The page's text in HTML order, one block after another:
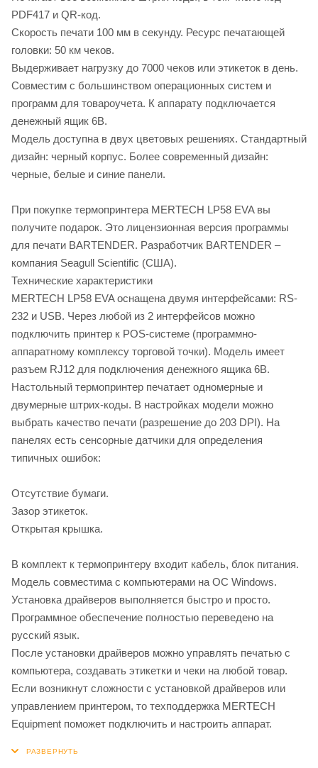
PDF417 и QR-код.
Скорость печати 100 мм в секунду. Ресурс печатающей
головки: 50 км чеков.
Выдерживает нагрузку до 7000 чеков или этикеток в день.
Совместим с большинством операционных систем и
программ для товароучета. К аппарату подключается
денежный ящик 6В.
Модель доступна в двух цветовых решениях. Стандартный
дизайн: черный корпус. Более современный дизайн:
черные, белые и синие панели.
При покупке термопринтера MERTECH LP58 EVA вы
получите подарок. Это лицензионная версия программы
для печати BARTENDER. Разработчик BARTENDER –
компания Seagull Scientific (США).
Технические характеристики
MERTECH LP58 EVA оснащена двумя интерфейсами: RS-
232 и USB. Через любой из 2 интерфейсов можно
подключить принтер к POS-системе (программно-
аппаратному комплексу торговой точки). Модель имеет
разъем RJ12 для подключения денежного ящика 6В.
Настольный термопринтер печатает одномерные и
двумерные штрих-коды. В настройках модели можно
выбрать качество печати (разрешение до 203 DPI). На
панелях есть сенсорные датчики для определения
типичных ошибок:
Отсутствие бумаги.
Зазор этикеток.
Открытая крышка.
В комплект к термопринтеру входит кабель, блок питания.
Модель совместима с компьютерами на ОС Windows.
Установка драйверов выполняется быстро и просто.
Программное обеспечение полностью переведено на
русский язык.
После установки драйверов можно управлять печатью с
компьютера, создавать этикетки и чеки на любой товар.
Если возникнут сложности с установкой драйверов или
управлением принтером, то техподдержка MERTECH
Equipment поможет подключить и настроить аппарат.